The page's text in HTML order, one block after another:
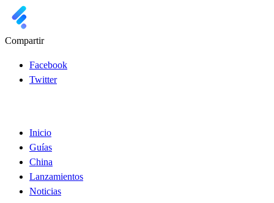
Compartir
Facebook
Twitter
Inicio
Guías
China
Lanzamientos
Noticias